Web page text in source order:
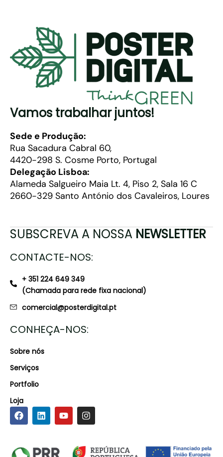
Vamos trabalhar juntos!
Sede e Produção:
Rua Sacadura Cabral 60,
4420-298 S. Cosme Porto, Portugal
Delegação Lisboa:
Alameda Salgueiro Maia Lt. 4, Piso 2, Sala 16 C
2660-329 Santo António dos Cavaleiros, Loures
SUBSCREVA A NOSSA NEWSLETTER
CONTACTE-NOS:
+ 351 224 649 349
(Chamada para rede fixa nacional)
comercial@posterdigital.pt
CONHEÇA-NOS:
Sobre nós
Serviços
Portfolio
Loja